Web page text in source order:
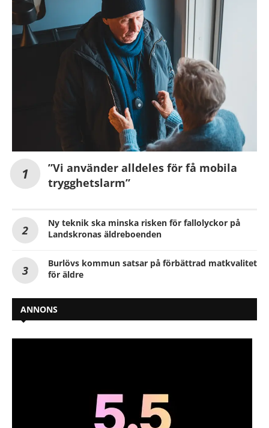
”Vi använder alldeles för få mobila
trygghetslarm”
Ny teknik ska minska risken för fallolyckor på
Landskronas äldreboenden
Burlövs kommun satsar på förbättrad matkvalitet
för äldre
ANNONS